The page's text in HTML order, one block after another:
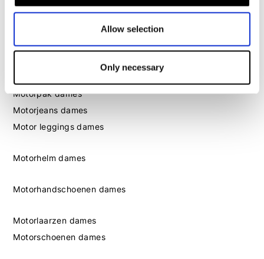
Allow selection
Only necessary
Motorkleding dames
Motorpak dames
Motorjeans dames
Motor leggings dames
Motorhelm dames
Motorhandschoenen dames
Motorlaarzen dames
Motorschoenen dames